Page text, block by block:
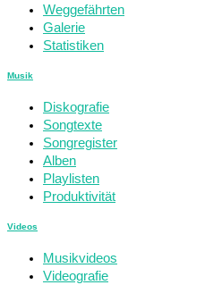
Weggefährten
Galerie
Statistiken
Musik
Diskografie
Songtexte
Songregister
Alben
Playlisten
Produktivität
Videos
Musikvideos
Videografie